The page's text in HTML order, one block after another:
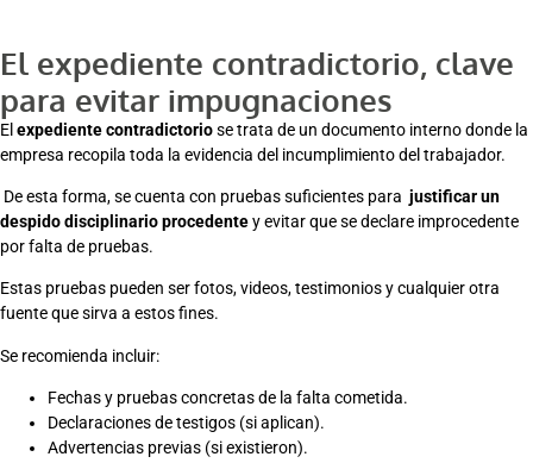
El expediente contradictorio, clave
para evitar impugnaciones
El expediente contradictoriose trata de un documento interno donde la
empresa recopila toda la evidencia del incumplimiento del trabajador.
De esta forma, se cuenta con pruebas suficientes para justificar un
despido disciplinario procedentey evitar que se declare improcedente
por falta de pruebas​.
Estas pruebas pueden ser fotos, videos, testimonios y cualquier otra
fuente que sirva a estos fines.
Se recomienda incluir:
Fechas y pruebas concretas de la falta cometida.
Declaraciones de testigos (si aplican).
Advertencias previas (si existieron).